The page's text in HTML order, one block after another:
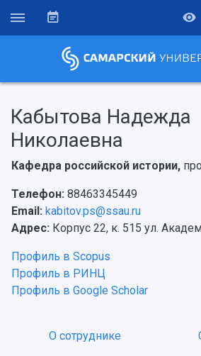
Кабытова Надежда
Николаевна
Кафедра российской истории,
Телефон: 88463345449
Email: kabitov.ps@ssau.ru
Адрес: Корпус 22, к. 515 ул.
Профиль в Scopus
Профиль в РИНЦ
Профиль в Google Scholar
О сотруднике